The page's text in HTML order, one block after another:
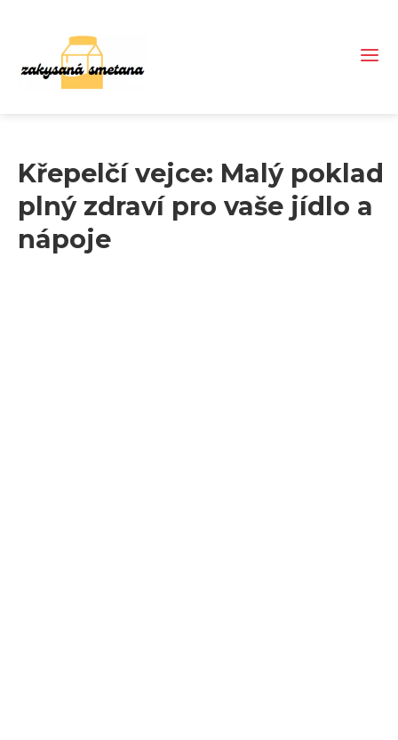
Křepelčí vejce: Malý poklad
plný zdraví pro vaše jídlo a
nápoje